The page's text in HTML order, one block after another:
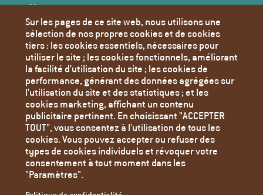
Toutes les actualités
Contact
Mentions Légales
Politique de confidentialité
Paramètres des cookies
Sur les pages de ce site web, nous utilisons une
sélection de nos propres cookies et de cookies
tiers : les cookies essentiels, nécessaires pour
utiliser le site ; les cookies fonctionnels, améliorant
la facilité d'utilisation du site ; les cookies de
performance, générant des données agrégées sur
l'utilisation du site et des statistiques ; et les
cookies marketing, affichant un contenu
publicitaire pertinent. En choisissant "ACCEPTER
TOUT", vous consentez à l'utilisation de tous les
cookies. Vous pouvez accepter ou refuser des
types de cookies individuels et révoquer votre
consentement à tout moment dans les
"Paramètres".